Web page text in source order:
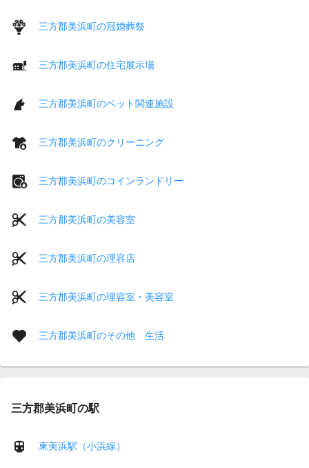
三方郡美浜町の冠婚葬祭
三方郡美浜町の住宅展示場
三方郡美浜町のペット関連施設
三方郡美浜町のクリーニング
三方郡美浜町のコインランドリー
三方郡美浜町の美容室
三方郡美浜町の理容店
三方郡美浜町の理容室・美容室
三方郡美浜町のその他 生活
三方郡美浜町の駅
東美浜駅（小浜線）